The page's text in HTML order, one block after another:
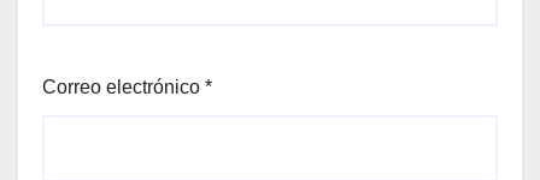
Correo electrónico *